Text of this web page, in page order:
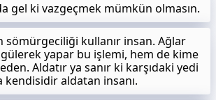
gel ki vazgeçmek mümkün olmasın.
sömürgeciliği kullanır insan. Ağlar
gülerek yapar bu işlemi, hem de kime
Aldatır ya sanır ki karşıdaki yedi
kendisidir aldatan insanı.